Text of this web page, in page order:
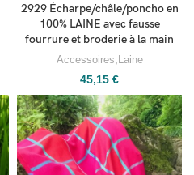
2929 Écharpe/châle/poncho en
100% LAINE avec fausse
fourrure et broderie à la main
Accessoires Laine
45,15 €